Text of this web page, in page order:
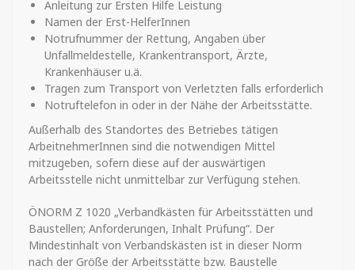
Anleitung zur Ersten Hilfe Leistung
Namen der Erst-HelferInnen
Notrufnummer der Rettung, Angaben über
Unfallmeldestelle, Krankentransport, Ärzte,
Krankenhäuser u.ä.
Tragen zum Transport von Verletzten falls erforderlich
Notruftelefon in oder in der Nähe der Arbeitsstätte.
Außerhalb des Standortes des Betriebes tätigen
ArbeitnehmerInnen sind die notwendigen Mittel
mitzugeben, sofern diese auf der auswärtigen
Arbeitsstelle nicht unmittelbar zur Verfügung stehen.
ÖNORM Z 1020 „Verbandkästen für Arbeitsstätten und
Baustellen; Anforderungen, Inhalt Prüfung“. Der
Mindestinhalt von Verbandskästen ist in dieser Norm
nach der Größe der Arbeitsstätte bzw. Baustelle